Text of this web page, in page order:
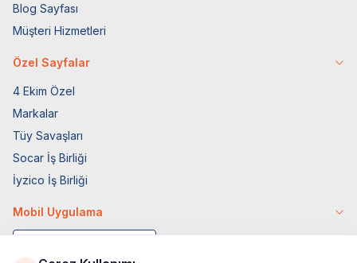
Blog Sayfası
Müşteri Hizmetleri
Özel Sayfalar
4 Ekim Özel
Markalar
Tüy Savaşları
Socar İş Birliği
İyzico İş Birliği
Mobil Uygulama